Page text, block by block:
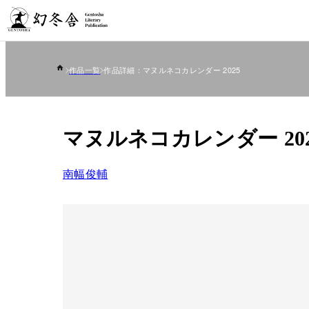
作品一覧 作品詳細：マヌルネコカレンダー 2025
マヌルネコカレンダー
南幅俊輔